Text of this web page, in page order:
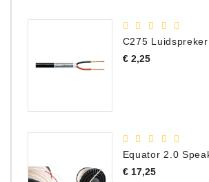
€ 2,25Prijs
€ 17,25Prijs